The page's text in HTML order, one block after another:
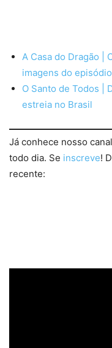
A Casa do Dragão |
imagens do
O Santo de Todos |
estreia no Brasil
Já conhece nosso
todo dia. Se inscreve!
recente: